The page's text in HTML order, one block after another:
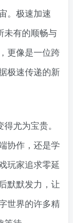
。极速加速
未有的顺畅与
更像是一位跨
极速传递的新
尤为宝贵。
协作，还是学
玩家追求零延
默默发力，让
世界的许多精